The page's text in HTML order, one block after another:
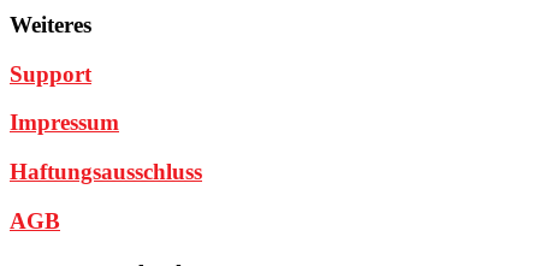
Weiteres
Support
Impressum
Haftungsausschluss
AGB